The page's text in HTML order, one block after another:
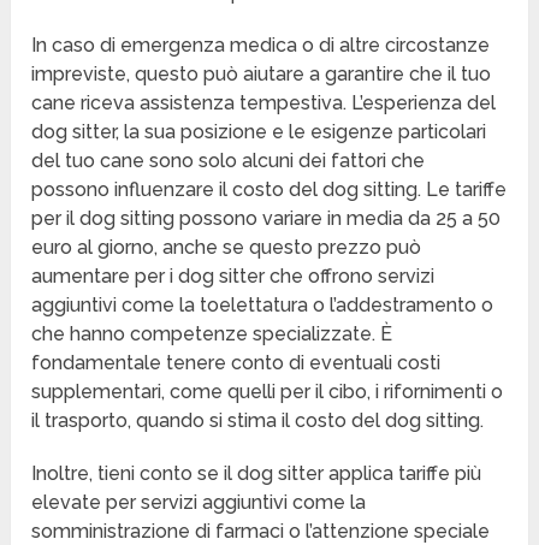
In caso di emergenza medica o di altre circostanze
impreviste, questo può aiutare a garantire che il tuo
cane riceva assistenza tempestiva. L’esperienza del
dog sitter, la sua posizione e le esigenze particolari
del tuo cane sono solo alcuni dei fattori che
possono influenzare il costo del dog sitting. Le tariffe
per il dog sitting possono variare in media da 25 a 50
euro al giorno, anche se questo prezzo può
aumentare per i dog sitter che offrono servizi
aggiuntivi come la toelettatura o l’addestramento o
che hanno competenze specializzate. È
fondamentale tenere conto di eventuali costi
supplementari, come quelli per il cibo, i rifornimenti o
il trasporto, quando si stima il costo del dog sitting.
Inoltre, tieni conto se il dog sitter applica tariffe più
elevate per servizi aggiuntivi come la
somministrazione di farmaci o l’attenzione speciale